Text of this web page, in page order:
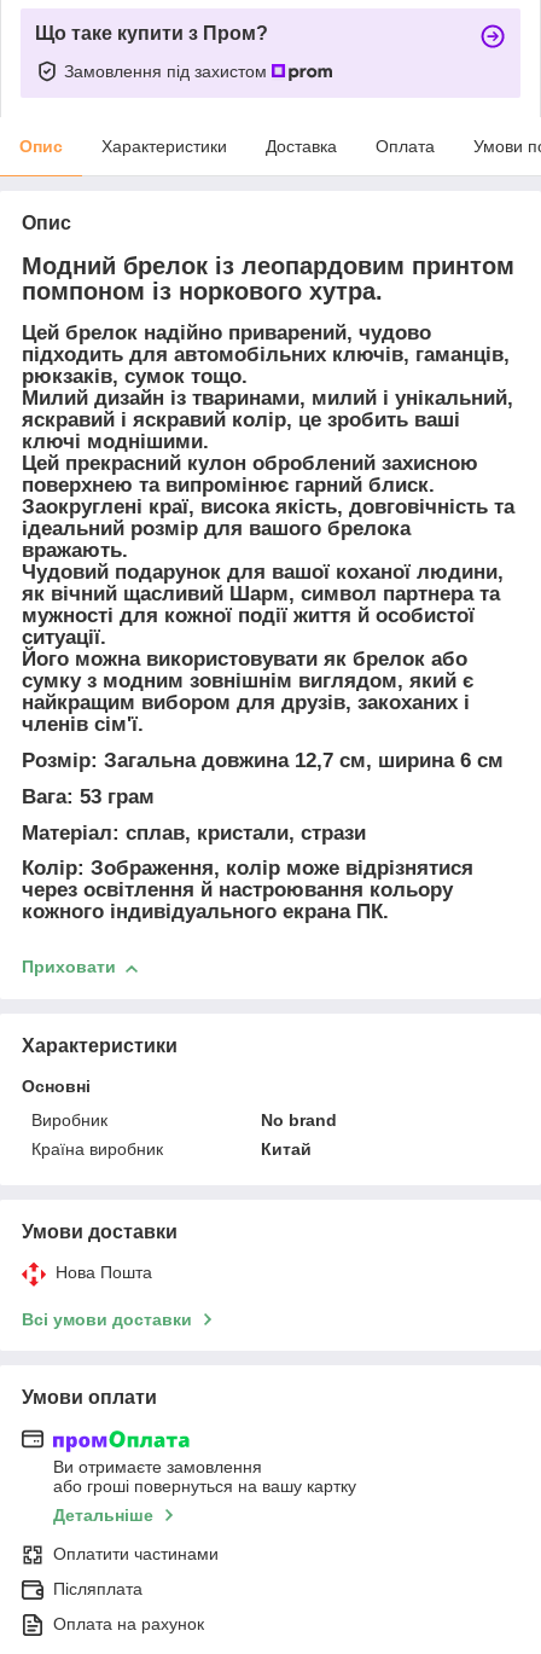
Що таке купити з Пром?
Замовлення під захистом
Опис Характеристики Доставка Оплата Умови
Опис
Модний брелок із леопардовим принтом
помпоном із норкового хутра.
Цей брелок надійно приварений, чудово
підходить для автомобільних ключів, гаманців,
рюкзаків, сумок тощо.
Милий дизайн із тваринами, милий і унікальний,
яскравий і яскравий колір, це зробить ваші
ключі моднішими.
Цей прекрасний кулон оброблений захисною
поверхнею та випромінює гарний блиск.
Заокруглені краї, висока якість, довговічність та
ідеальний розмір для вашого брелока
вражають.
Чудовий подарунок для вашої коханої людини,
як вічний щасливий Шарм, символ партнера та
мужності для кожної події життя й особистої
ситуації.
Його можна використовувати як брелок або
сумку з модним зовнішнім виглядом, який є
найкращим вибором для друзів, закоханих і
членів сім'ї.
Розмір: Загальна довжина 12,7 см, ширина 6 см
Вага: 53 грам
Матеріал: сплав, кристали, стрази
Колір: Зображення, колір може відрізнятися
через освітлення й настроювання кольору
кожного індивідуального екрана ПК.
Приховати
Характеристики
Основні
Виробник
No brand
Країна виробник
Китай
Умови доставки
Нова Пошта
Всі умови доставки
Умови оплати
Ви отримаєте замовлення
або гроші повернуться на вашу картку
Детальніше
Оплатити частинами
Післяплата
Оплата на рахунок